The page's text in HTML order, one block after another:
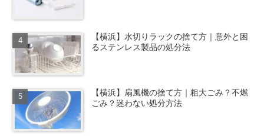
【横浜】水切りラックの捨て方｜意外と困
るステンレス製品の処分法
【横浜】扇風機の捨て方｜粗大ごみ？不燃
ごみ？迷わない処分方法